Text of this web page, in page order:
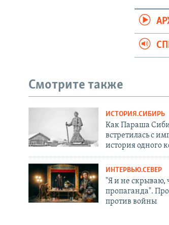
Смотрите также
ИСТОРИЯ.СИБИРЬ
Как Параша
встретилась с
история одного
ИНТЕРВЬЮ.СЕВЕР
"Я и не скрываю,
пропаганда".
против войны